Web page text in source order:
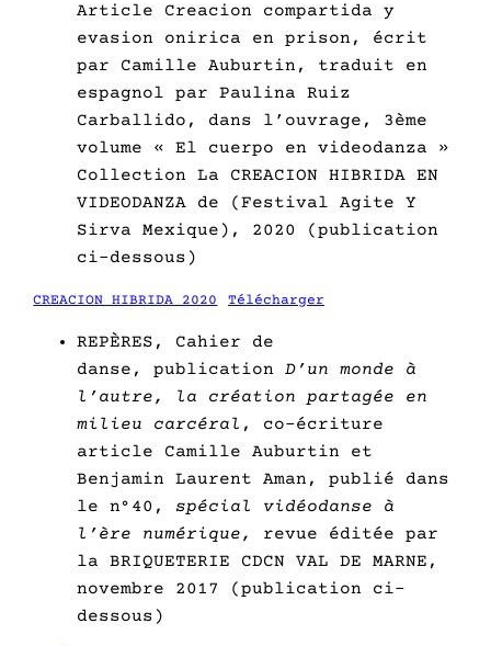
Article Creacion compartida y
evasion onirica en prison, écrit
par Camille Auburtin, traduit en
espagnol par Paulina Ruiz
Carballido, dans l’ouvrage, 3ème
volume « El cuerpo en videodanza »
Collection La CREACION HIBRIDA EN
VIDEODANZA de (Festival Agite Y
Sirva Mexique), 2020 (publication
ci-dessous)
CREACION HIBRIDA 2020 Télécharger
REPÈRES, Cahier de
danse, publicationD’un monde à
l’autre, la création partagée en
milieu carcéral , co-écriture
article Camille Auburtin et
Benjamin Laurent Aman, publié dans
le n°40, spécial vidéodanse à
l’ère numérique, revue
éditée par
la BRIQUETERIE CDCN VAL DE MARNE,
novembre 2017 (publication ci-
dessous)